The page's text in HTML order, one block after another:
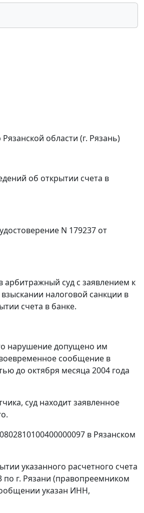
области (г. Рязань)
об открытии счета в
N 179237 от
суд с заявлением к
налоговой санкции в
счета в банке.
нарушение допущено им
сообщение в
до октября месяца 2004 года
суд находит заявленное
в Рязанском
указанного расчетного счета
г. Рязани (правопреемником
указан ИНН,